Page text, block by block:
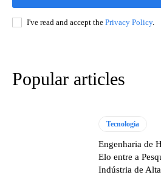
I've read and accept the Privacy Policy.
Popular articles
Tecnologia
Engenharia de
Elo entre a
Indústria de